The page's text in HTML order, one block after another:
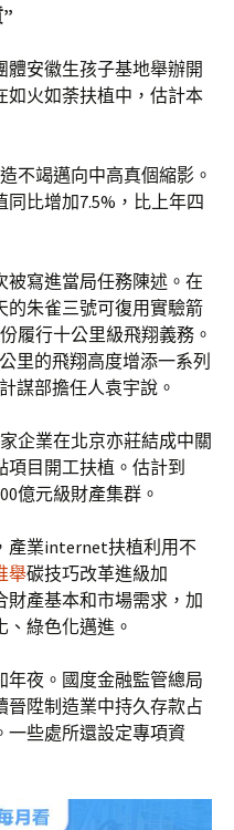
體安徽生孩子基地舉辦開
如火如荼扶植中，估計本
不竭邁向中高真個縮影。
比增加7.5%，比上年四
被寫進當局任務陳述。在
的朱雀三號可復用實驗箭
履行十公里級飛翔義務。
里的飛翔高度增添一系列
謀部擔任人袁宇說。
企業在北京亦莊結成中關
目開工扶植。估計到
億元級財產集群。
產業internet扶植利用不
舉碳技巧改革進級加
產基本和市場需求，加
綠色化邁進。
年夜。國度金融監管總局
晉陞制造業中持久存款占
一些處所還設定專項資